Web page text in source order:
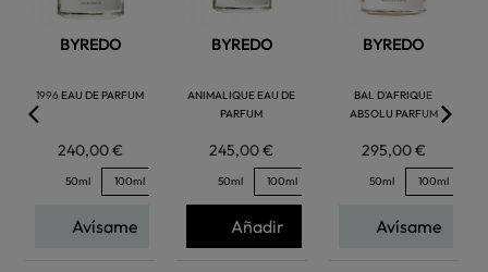
BYREDO
1996 EAU DE PARFUM
240,00 €
50ml 100ml
Avísame
BYREDO
ANIMALIQUE EAU DE
PARFUM
245,00 €
50ml 100ml
Añadir
BYREDO
BAL D'AFRIQUE
ABSOLU PARFUM
295,00 €
50ml 100ml
Avísame